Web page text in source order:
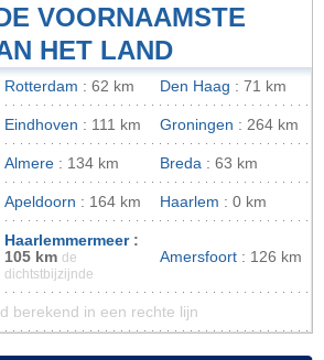
VOORNAAMSTE
HET LAND
Rotterdam : 62 km Den Haag : 71 km
Eindhoven : 111 km Groningen : 264 km
Almere : 134 km Breda : 63 km
Apeldoorn : 164 km Haarlem : 0 km
Haarlemmermeer:
105 km de
dichtstbijzijnde
Amersfoort : 126 km
berekend in een rechte lijn